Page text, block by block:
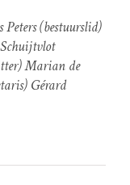
(bestuurslid)
Marian de
Gérard